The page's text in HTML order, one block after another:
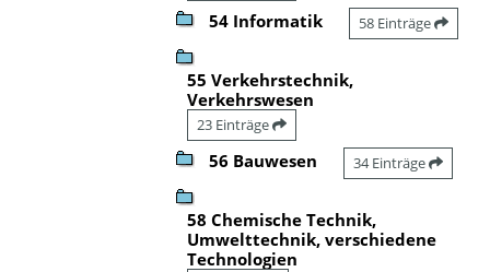
54 Informatik 58 Einträge
55 Verkehrstechnik,
Verkehrswesen
23 Einträge
56 Bauwesen 34 Einträge
58 Chemische Technik,
Umwelttechnik, verschiedene
Technologien